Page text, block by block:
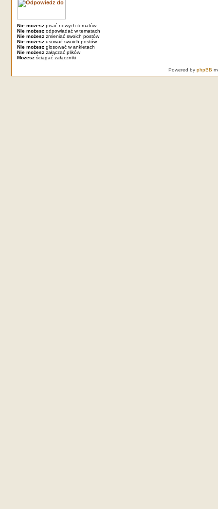
Nie możeszpisać nowych tematów
Nie możeszodpowiadać w tematach
Nie możeszzmieniać swoich postów
Nie możeszusuwać swoich postów
Nie możeszgłosować w ankietach
Nie możeszzałączać plików
Możeszściągać załączniki
Powered by phpBB